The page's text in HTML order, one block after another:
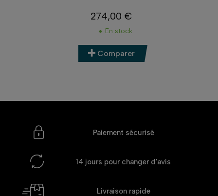
Prix
274,00 €
En stock
Comparer
Paiement sécurisé
14 jours pour changer d'avis
Livraison rapide